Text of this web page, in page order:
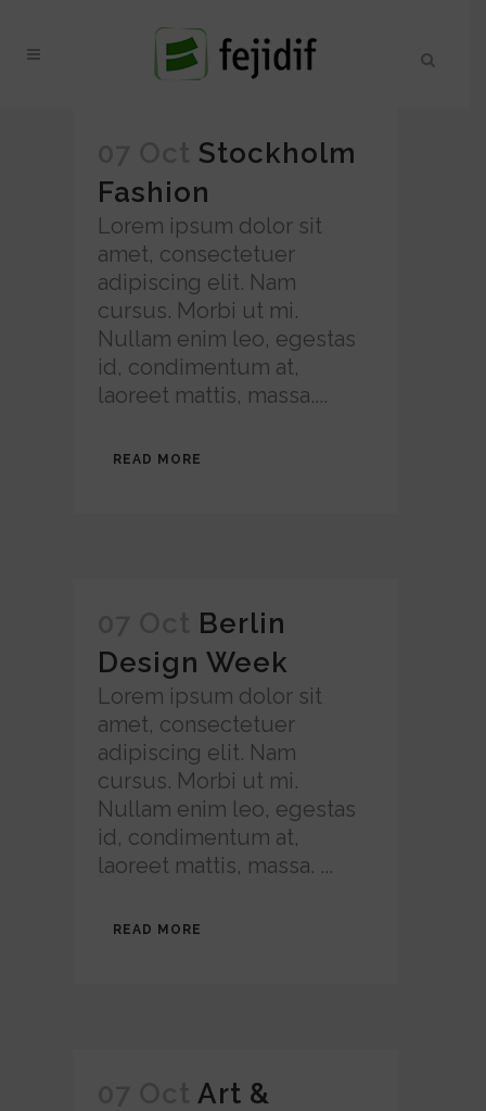
Stockholm
Fashion
Lorem ipsum dolor sit
amet, consectetuer
adipiscing elit. Nam
cursus. Morbi ut mi.
Nullam enim leo, egestas
id, condimentum at,
laoreet mattis, massa....
READ MORE
Berlin
Design Week
Lorem ipsum dolor sit
amet, consectetuer
adipiscing elit. Nam
cursus. Morbi ut mi.
Nullam enim leo, egestas
id, condimentum at,
laoreet mattis, massa. ...
READ MORE
Art &